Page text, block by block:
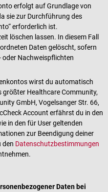
erfolgt auf Grundlage von
sie zur Durchführung des
erforderlich ist.
löschen lassen. In diesem Fall
Daten gelöscht, sofern
oder Nachweispflichten
wirst du automatisch
größter Healthcare Community,
GmbH, Vogelsanger Str. 66,
Account erfährst du in den
in den für User geltenden
zur Beendigung deiner
den Datenschutzbestimmungen
Daten bei